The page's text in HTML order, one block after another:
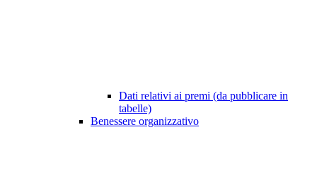
Dati relativi ai premi (da pubblicare in
tabelle)
Benessere organizzativo